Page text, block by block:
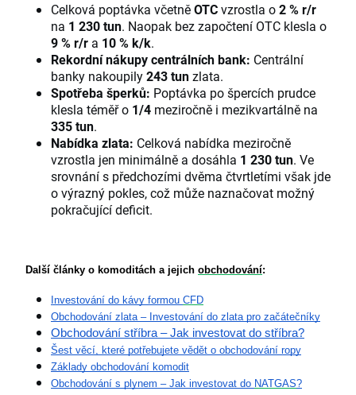
Celková poptávka včetněOTCvzrostla o2 % r/r
na 1 230 tun. Naopak bez započtení OTC klesla o
9 % r/r a 10 % k/k.
Rekordní nákupy centrálních bank: Centrální
banky nakoupily243 tunzlata.
Spotřeba šperků: Poptávka po špercích prudce
klesla téměř o 1/4 meziročně i mezikvartálně na
335 tun.
Nabídka zlata: Celková nabídka meziročně
vzrostla jen minimálně a dosáhla 1 230 tun. Ve
srovnání s předchozími dvěma čtvrtletími však jde
o výrazný pokles, což může naznačovat možný
pokračující deficit.
Další články o komoditách a jejich obchodování:
Investování do kávy formou CFD
Obchodování zlata – Investování do zlata pro začátečníky
Obchodování stříbra – Jak investovat do stříbra?
Šest věcí, které potřebujete vědět o obchodování ropy
Základy obchodování komodit
Obchodování s plynem – Jak investovat do NATGAS?